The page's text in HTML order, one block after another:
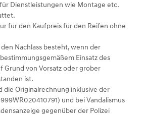
Dienstleistungen wie Montage etc.
für den Kaufpreis für den Reifen ohne
Nachlass besteht, wenn der
Einsatz des
Grund von Vorsatz oder grober
ist.
die Originalrechnung inklusive der
und bei Vandalismus
gegenüber der Polizei